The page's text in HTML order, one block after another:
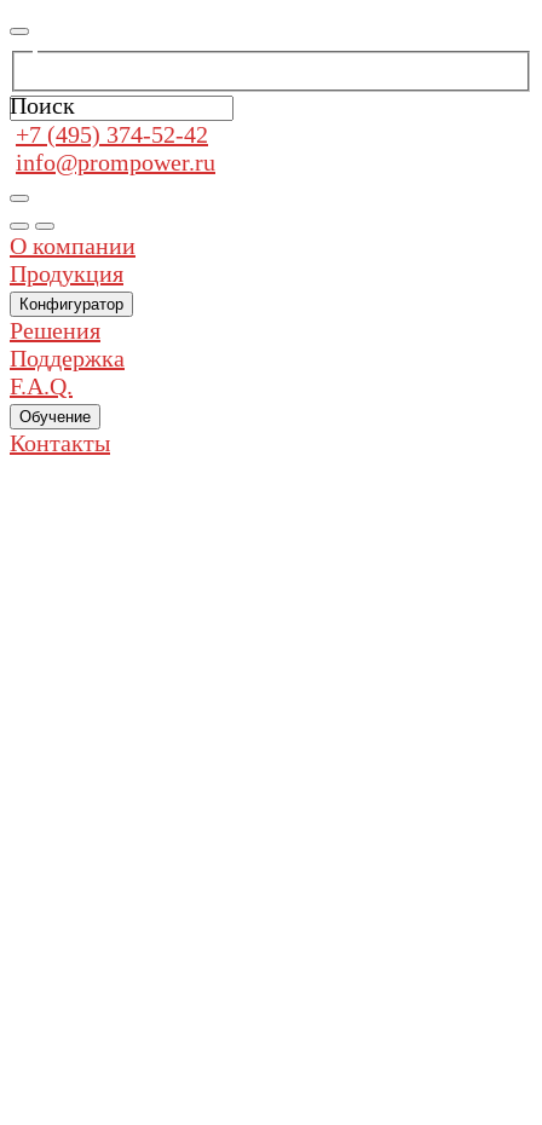
Поиск
+7 (495) 374-52-42
info@prompower.ru
О компании
Продукция
Конфигуратор
Решения
Поддержка
F.A.Q.
Обучение
Контакты